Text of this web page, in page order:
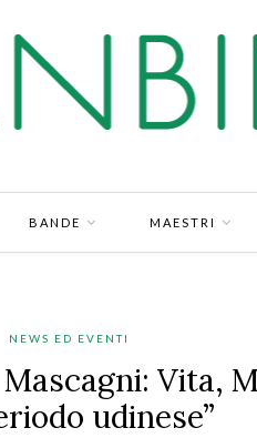
BANDE MAESTRI
NEWS ED EVENTI
Vita,
udinese”